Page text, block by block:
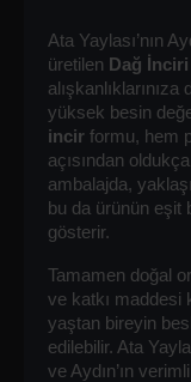
Ata Yaylası’nın
üretilen Dağ
yüksek besin
incir formu, hem
açısından
ambalajda,
bu da ürünün eşit
gösterir.
Tamamen doğal
ve katkı maddesi
yaştan bireyin
edilebilir. Ata
ve Aydın’ın